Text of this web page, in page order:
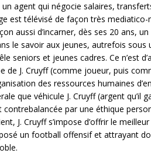
agent qui négocie salaires,
est télévisé de façon très
aussi d’incarner, dès ses 20 ans,
le savoir aux jeunes, autrefois
seniors et jeunes cadres. Ce n’est
de J. Cruyff (comme joueur, puis
des ressources humaines
que véhicule J. Cruyff (argent qu’il
par une éthique
J. Cruyff s’impose d’offrir le
un football offensif et attrayant